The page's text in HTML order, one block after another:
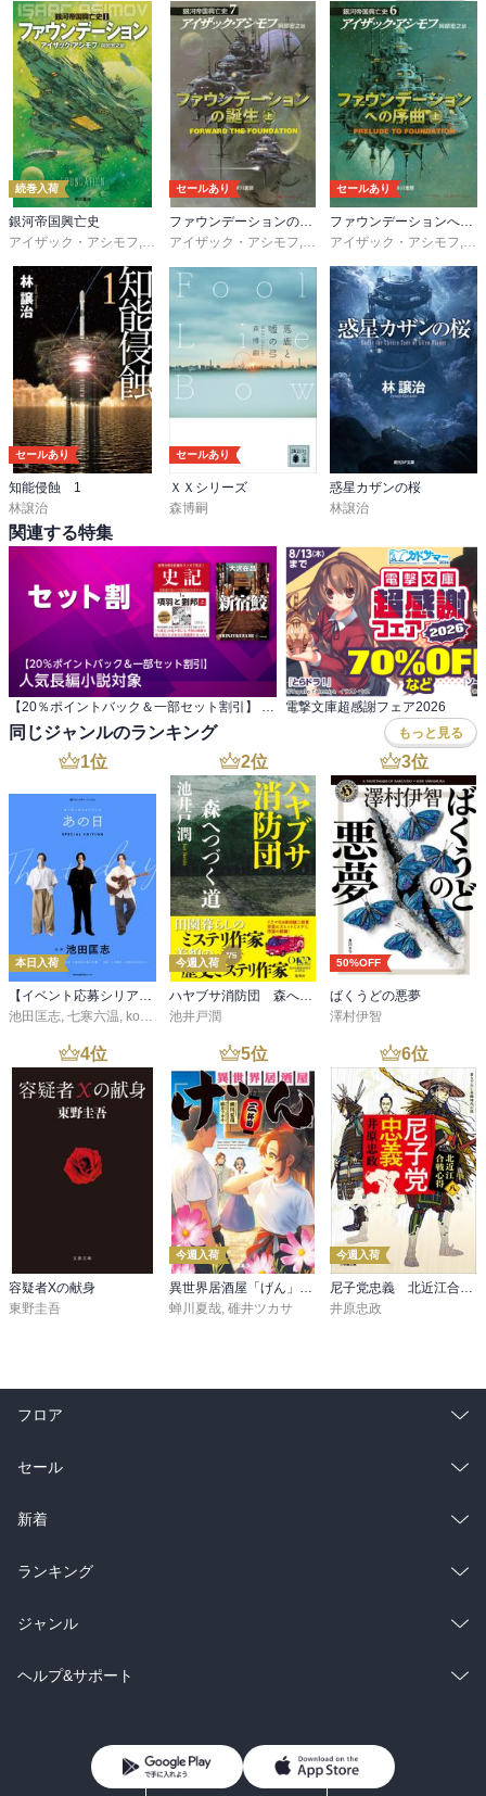
続巻入荷
銀河帝国興亡史
アイザック・アシモフ, 岡部宏之
セールあり
ファウンデーションの誕生
アイザック・アシモフ, 岡部宏之
セールあり
ファウンデーションへの序曲
アイザック・アシモフ, 岡
セールあり
知能侵蝕 1
林譲治
セールあり
ＸＸシリーズ
森博嗣
惑星カザンの桜
林譲治
関連する特集
電撃文庫超感謝フェア2026
同じジャンルのランキング もっと見る
1位
本日入荷
【イベント応募シリアルコード付】池田匡志出演・オーディオフォトブック「あの日」SPECIAL EDITION（音声／動画付）
池田匡志, 七寒六温, konoko58 ,村崎キコ
2位
今週入荷
ハヤブサ消防団 森へつづく道
池井戸潤
3位
50%OFF
ばくうどの悪夢
澤村伊智
4位
容疑者Xの献身
東野圭吾
5位
今週入荷
異世界居酒屋「げん」三杯目
蝉川夏哉, 碓井ツカサ
6位
今週入荷
尼子党忠義 北近江合戦心得〈八〉
井原忠政
フロア
総合
ラノベ
雑誌・グラビア
BL・TL
セール
総合
ラノベ
雑誌・グラビア
BL・TL
新着
総合
ラノベ
雑誌・グラビア
ランキング
総合
ラノベ
ジャンル
コミック
ライトノベル 男子向けラノベ
ヘルプ&サポート
よくあるご質問
お問い合わせ